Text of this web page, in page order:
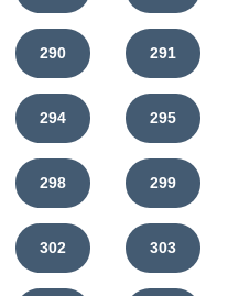
290 291
294 295
298 299
302 303